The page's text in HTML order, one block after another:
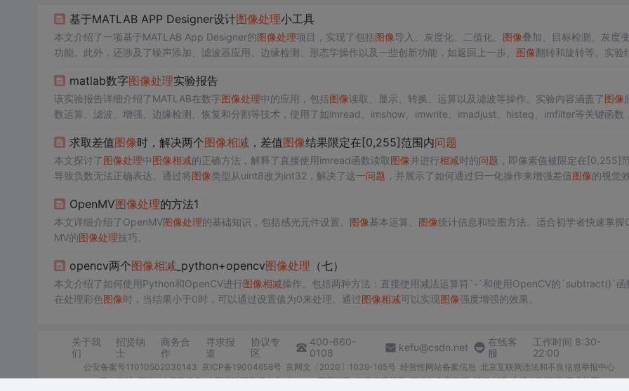
基于MATLAB APP Designer设计图像处理小工具
本文介绍了一项基于MATLAB App Designer的图像处理项目，实现了包括图像导入、灰度化、二值化、 图像叠加、目标检测、灰度
功能。此外，还涉及了噪声添加、滤波器应用、边缘检测、形态学操作以及一些创新功能，如返回上一步、 图像翻转和旋转等。实验
matlab数字图像处理实验报告
该实验报告详细介绍了MATLAB在数字图像处理中的应用，包括图像读取、显示、转换、运算以及滤波等操作。实验内容涵盖了图像
数运算、滤波、增强、边缘检测、恢复和分割等技术，使用了如imread、imshow、imwrite、imadjust、histeq、imfilter等关键函数
求取差值图像时，解决两个图像相减，差值图像结果限定在[0,255]范围内问题
本文探讨了图像处理中图像相减的正确方法，解释了直接使用imread函数读取图像 并进行相减时的问题 ，即像素值被限定在[0,255]
导致负数无法正确表达。通过将图像类型从uint8改为int32，解决了这一问题 ，并展示了如何通过归一化操作来增强差值图像的视觉
OpenMV图像处理的方法1
本文详细介绍了OpenMV图像处理的基础知识，包括感光元件设置、 图像基本运算、 图像统计信息和绘图方法。适合初学者快速掌握
MV的图像处理技巧。
opencv两个图像相减_python+opencv图像处理 （七）
本文介绍了如何使用Python和OpenCV进行图像相减操作。包括两种方法：直接使用减法运算符`-`和使用OpenCV的`subtract()`函
在处理彩色图像时，当结果小于0时，可以通过设置值为0来处理。通过图像相减可以实现图像强度增强的效果。
关于我
们
招贤纳
士
商务合
作
寻求报
道
协议专
区
400-660-
0108
kefu@csdn.net
在线客
服
工作时间 8:30-
22:00
公安备案号11010502030143 京ICP备19004658号 京网文〔2020〕1039-165号 经营性网站备案信息 北京互联网违法和不良信息举报中心
家长监护 网络110报警服务 中国互联网举报中心 Chrome商店下载 账号管理规范 版权与免责声明 版权申诉 出版物许可证 营业执照